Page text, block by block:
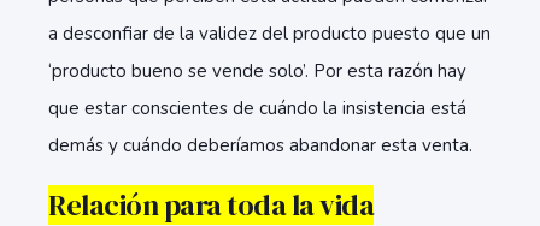
a desconfiar de la validez del producto puesto que un
‘producto bueno se vende solo’. Por esta razón hay
que estar conscientes de cuándo la insistencia está
demás y cuándo deberíamos abandonar esta venta.
Relación para toda la vida